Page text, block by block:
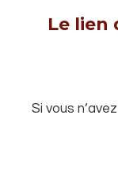
Le lien
Si vous